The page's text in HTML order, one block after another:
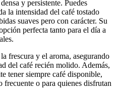
densa y persistente. Puedes
la intensidad del café tostado
suaves pero con carácter. Su
perfecta tanto para el día a
la frescura y el aroma, asegurando
del café recién molido. Además,
tenersiempre café disponible,
frecuente o para quienes disfrutan